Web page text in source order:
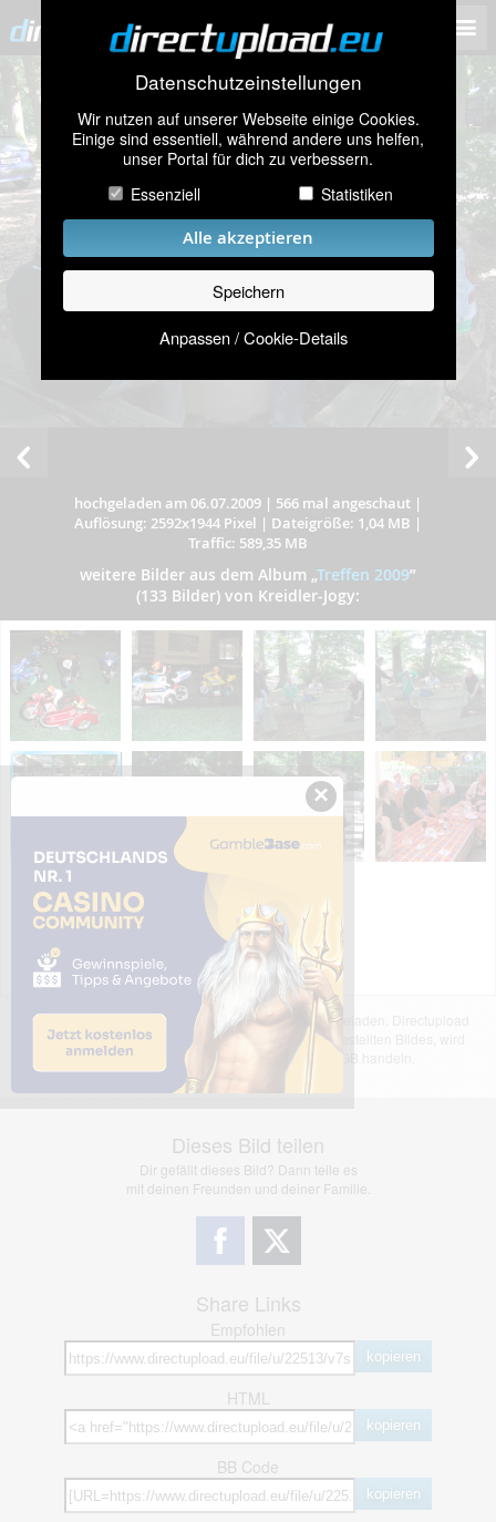
Datenschutzeinstellungen
Wir nutzen auf unserer Webseite einige Cookies.
Einige sind essentiell, während andere uns helfen,
unser Portal für dich zu verbessern.
Essenziell
Statistiken
Alle akzeptieren
Speichern
Anpassen / Cookie-Details
hochgeladen am 06.07.2009 | 566 mal angeschaut |
Auflösung: 2592x1944 Pixel | Dateigröße: 1,04 MB |
Traffic: 589,35 MB
weitere Bilder aus dem Album „Treffen 2009”
(133 Bilder) von Kreidler-Jogy:
Das dargestellte Bild wurde von einem Nutzer hochgeladen. Directupload
übernimmt keinerlei Haftung für den Inhalt des dargestellten Bildes, wird
jedoch bei Verstößen nach §2(3) unserer AGB handeln.
Dieses Bild teilen
Dir gefällt dieses Bild? Dann teile es
mit deinen Freunden und deiner Familie.
Share Links
Empfohlen
kopieren
HTML
kopieren
BB Code
kopieren
×